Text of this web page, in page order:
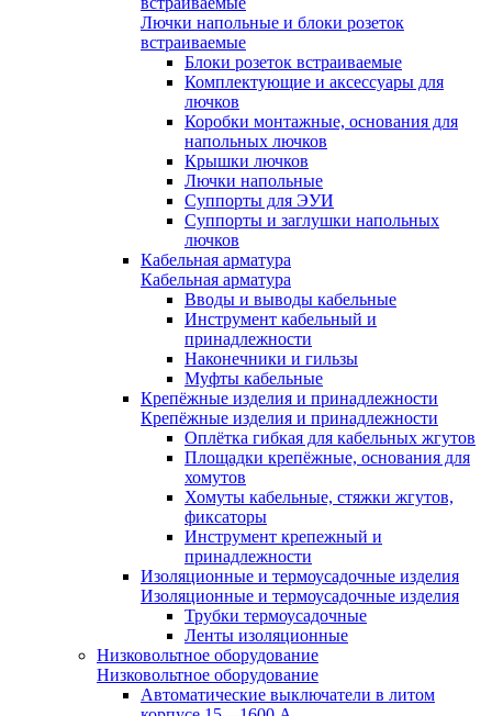
Лючки напольные и блоки розеток
встраиваемые
Блоки розеток встраиваемые
Комплектующие и аксессуары для
лючков
Коробки монтажные, основания для
напольных лючков
Крышки лючков
Лючки напольные
Суппорты для ЭУИ
Суппорты и заглушки напольных
лючков
Кабельная арматура
Кабельная арматура
Вводы и выводы кабельные
Инструмент кабельный и
принадлежности
Наконечники и гильзы
Муфты кабельные
Крепёжные изделия и принадлежности
Крепёжные изделия и принадлежности
Оплётка гибкая для кабельных жгутов
Площадки крепёжные, основания для
хомутов
Хомуты кабельные, стяжки жгутов,
фиксаторы
Инструмент крепежный и
принадлежности
Изоляционные и термоусадочные изделия
Изоляционные и термоусадочные изделия
Трубки термоусадочные
Ленты изоляционные
Низковольтное оборудование
Низковольтное оборудование
Автоматические выключатели в литом